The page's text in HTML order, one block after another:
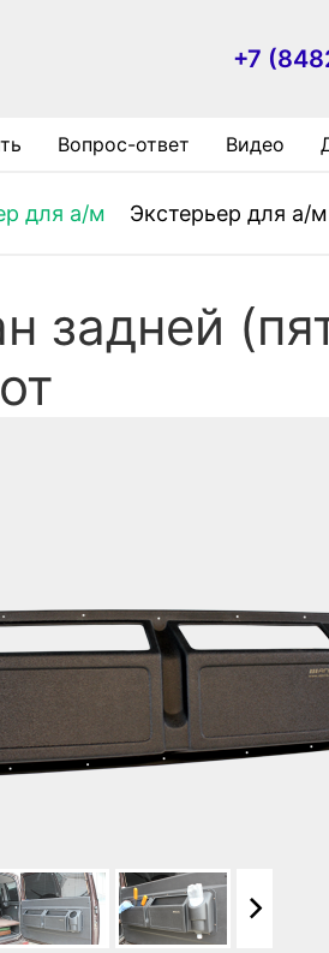
+7
Вопрос-ответ Видео
для а/м Экстерьер для а/м
задней